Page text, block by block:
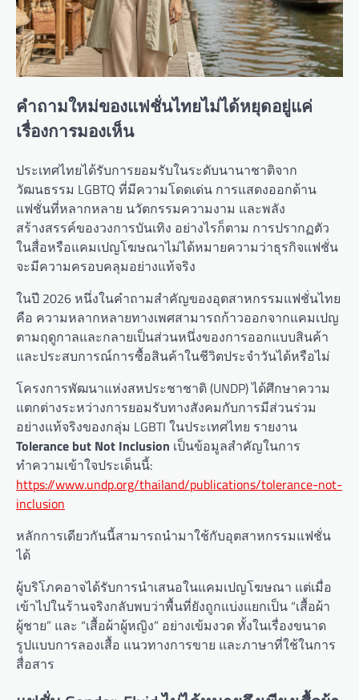
คำถามใหม่ของแฟชั่นไทยไม่ได้หยุดอยู่แค่
เรื่องการมองเห็น
ประเทศไทยได้รับการยอมรับในระดับนานาชาติจาก
วัฒนธรรม LGBTQ ที่มีความโดดเด่น การแสดงออกด้าน
แฟชั่นที่หลากหลาย นวัตกรรมความงาม และพลัง
สร้างสรรค์ของวงการบันเทิง อย่างไรก็ตาม การปรากฏตัว
ในสื่อหรือแคมเปญโฆษณาไม่ได้หมายความว่าธุรกิจแฟชั่น
จะมีความครอบคลุมอย่างแท้จริง
ในปี 2026 หนึ่งในคำถามสำคัญของอุตสาหกรรมแฟชั่นไทย
คือ ความหลากหลายทางเพศสามารถก้าวออกจากแคมเปญ
ตามฤดูกาลและกลายเป็นส่วนหนึ่งของการออกแบบสินค้า
และประสบการณ์การซื้อสินค้าในชีวิตประจำวันได้หรือไม่
โครงการพัฒนาแห่งสหประชาชาติ (UNDP) ได้ศึกษาความ
แตกต่างระหว่างการยอมรับทางสังคมกับการมีส่วนร่วม
อย่างแท้จริงของกลุ่ม LGBTI ในประเทศไทย รายงาน
Tolerance but Not Inclusion เป็นข้อมูลสำคัญในการ
ทำความเข้าใจประเด็นนี้:
https://www.undp.org/thailand/publications/tolerance-not-
inclusion
หลักการเดียวกันนี้สามารถนำมาใช้กับอุตสาหกรรมแฟชั่น
ได้
ผู้บริโภคอาจได้รับการนำเสนอในแคมเปญโฆษณา แต่เมื่อ
เข้าไปในร้านจริงกลับพบว่าพื้นที่ยังถูกแบ่งแยกเป็น “เสื้อผ้า
ผู้ชาย” และ “เสื้อผ้าผู้หญิง” อย่างเข้มงวด ทั้งในเรื่องขนาด
รูปแบบการลองเสื้อ แนวทางการขาย และภาษาที่ใช้ในการ
สื่อสาร